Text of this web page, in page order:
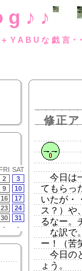
記帳♪
FRI SAT
2
3
9
10
16
17
23
24
30
31
- -
修正
今日は
てもらっ
いたが・
ス？）や
るなー。
な訳で
ー！（苦
今日の
ょう。